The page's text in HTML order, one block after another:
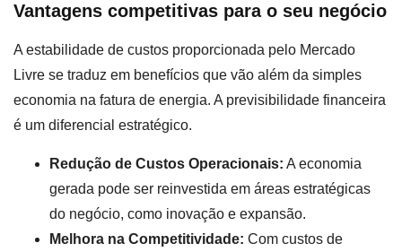
Vantagens competitivas para o seu negócio
A estabilidade de custos proporcionada pelo Mercado
Livre se traduz em benefícios que vão além da simples
economia na fatura de energia. A previsibilidade financeira
é um diferencial estratégico.
Redução de Custos Operacionais: A economia
gerada pode ser reinvestida em áreas estratégicas
do negócio, como inovação e expansão.
Melhora na Competitividade: Com custos de